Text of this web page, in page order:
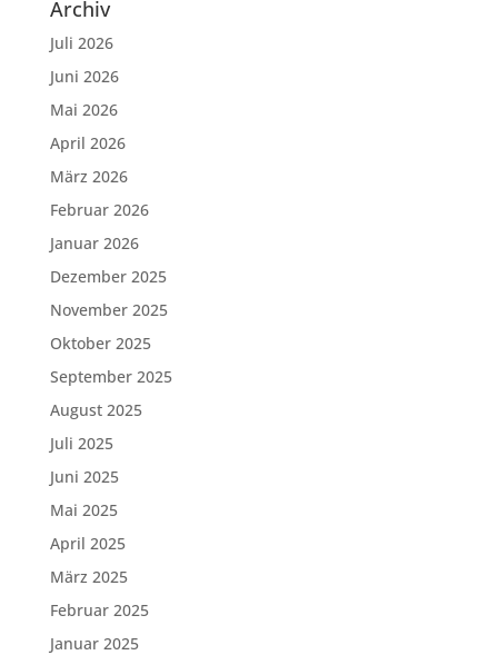
Archiv
Juli 2026
Juni 2026
Mai 2026
April 2026
März 2026
Februar 2026
Januar 2026
Dezember 2025
November 2025
Oktober 2025
September 2025
August 2025
Juli 2025
Juni 2025
Mai 2025
April 2025
März 2025
Februar 2025
Januar 2025